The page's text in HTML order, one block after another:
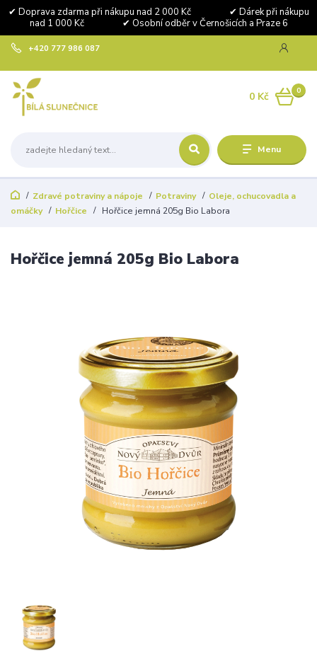
✔ Doprava zdarma při nákupu nad 2 000 Kč ✔ Dárek při nákupu
nad 1 000 Kč ✔ Osobní odběr v Černošicích a Praze 6
Menu
+420 777 986 087
0
0 Kč
Zdravé potraviny a nápoje Potraviny
Oleje, ochucovadla a
omáčky
Hořčice Hořčice jemná 205g Bio Labora
Hořčice jemná 205g Bio Labora